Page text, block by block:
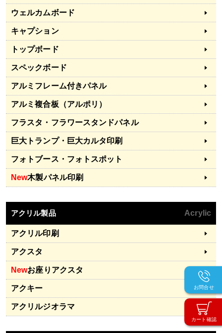
カート確認
お問合せ
ウェルカムボード
キャプション
トップボード
スペックボード
アルミフレーム付きパネル
アルミ複合板（アルポリ）
フラスタ・フラワースタンドパネル
巨大トランプ・巨大カルタ印刷
フォトブース・フォトスポット
New木製パネル印刷
アクリル製品 Acrylic
アクリル印刷
アクスタ
Newお座りアクスタ
アクキー
アクリルジオラマ